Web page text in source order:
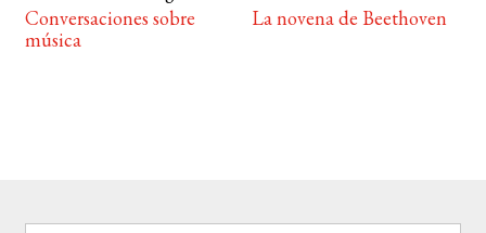
Conversaciones sobre
música
La novena de Beethoven